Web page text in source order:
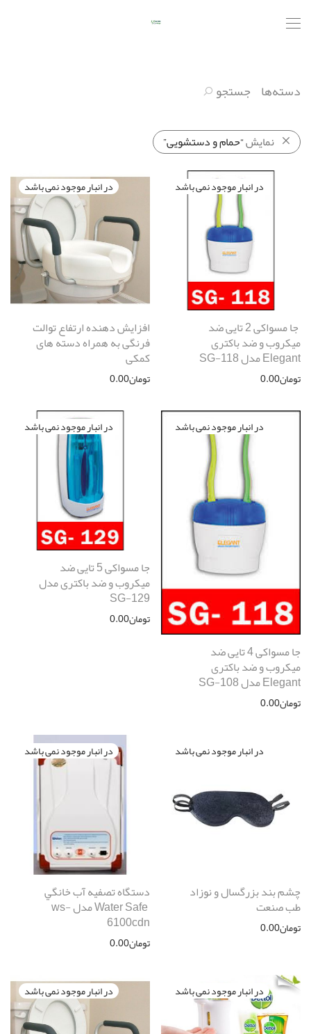
دسته‌ها جستجو
نمایش“حمام و دستشویی”
جا مسواکی 2 تایی ضد
میکروب و ضد باکتری
Elegant مدل SG-118
تومان0.00
افزایش دهنده ارتفاع توالت
فرنگی به همراه دسته های
کمکی
تومان0.00
جا مسواکی 4 تایی ضد
میکروب و ضد باکتری
Elegant مدل SG-108
تومان0.00
جا مسواکی 5 تایی ضد
میکروب و ضد باکتری مدل
SG-129
تومان0.00
چشم بند بزرگسال و نوزاد
طب صنعت
تومان0.00
دستگاه تصفيه آب خانگي
Water Safe مدل ws-
6100cdn
تومان0.00